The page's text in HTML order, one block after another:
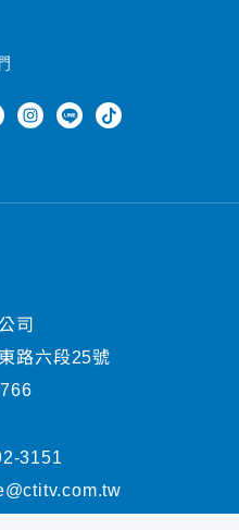
司
路六段25號
3151